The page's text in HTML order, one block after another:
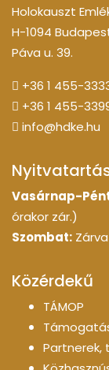
Holokauszt
H-1094
Páva u. 39.
+36 1 455-
+36 1 455-
info@hdke.hu
Vasárnap-
órakor zár.)
Szombat: Zárva
Közérdekű
TÁMOP